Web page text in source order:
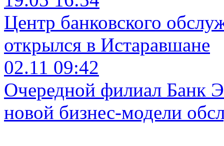
Центр банковского
открылся в Истаравшане
02.11 09:42
Очередной филиал Банк
новой бизнес-модели